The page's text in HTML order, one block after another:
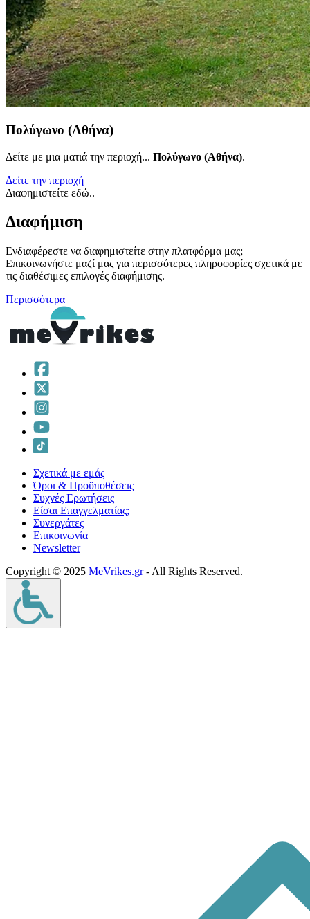
Πολύγωνο (Αθήνα)
Δείτε με μια ματιά την περιοχή... Πολύγωνο (Αθήνα).
Δείτε την περιοχή
Διαφημιστείτε εδώ..
Διαφήμιση
Ενδιαφέρεστε να διαφημιστείτε στην πλατφόρμα μας;
Επικοινωνήστε μαζί μας για περισσότερες πληροφορίες σχετικά με
τις διαθέσιμες επιλογές διαφήμισης.
Περισσότερα
Σχετικά με εμάς
Όροι & Προϋποθέσεις
Συχνές Ερωτήσεις
Είσαι Επαγγελματίας;
Συνεργάτες
Επικοινωνία
Νewsletter
Copyright © 2025 MeVrikes.gr- All Rights Reserved.